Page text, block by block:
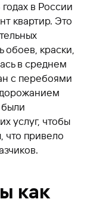
в России
квартир. Это
обоев, краски,
в среднем
с перебоями
были
услуг, чтобы
что привело
как